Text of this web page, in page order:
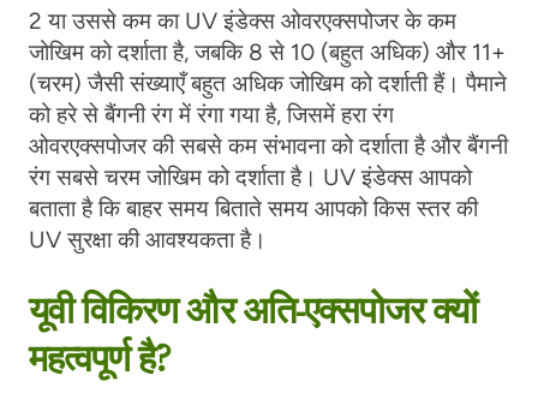
2 या उससे कम का UV इंडेक्स ओवरएक्सपोजर के कम
जोखिम को दर्शाता है, जबकि 8 से 10 (बहुत अधिक) और 11+
(चरम) जैसी संख्याएँ बहुत अधिक जोखिम को दर्शाती हैं। पैमाने
को हरे से बैंगनी रंग में रंगा गया है, जिसमें हरा रंग
ओवरएक्सपोजर की सबसे कम संभावना को दर्शाता है और बैंगनी
रंग सबसे चरम जोखिम को दर्शाता है। UV इंडेक्स आपको
बताता है कि बाहर समय बिताते समय आपको किस स्तर की
UV सुरक्षा की आवश्यकता है।
यूवी विकिरण और अति-एक्सपोजर क्यों
महत्वपूर्ण है?